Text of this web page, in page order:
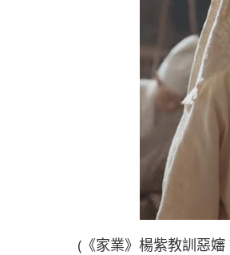
(《家業》楊紫教訓惡